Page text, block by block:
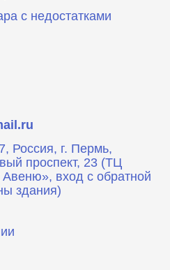
с недостатками
Россия, г. Пермь,
проспект, 23 (ТЦ
вход с обратной
здания)